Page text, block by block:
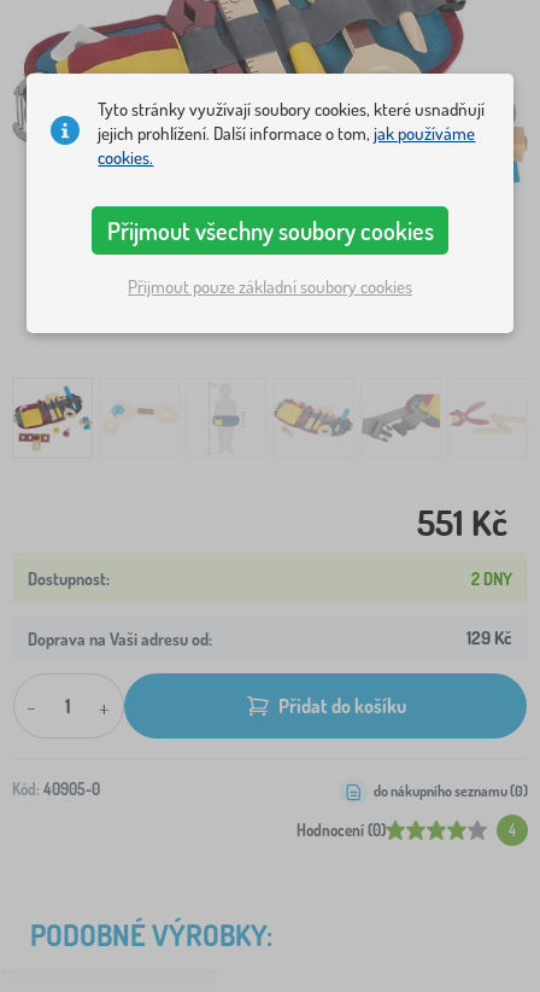
551 Kč
2 DNY
Doprava na Vaši adresu od: 129 Kč
- + Přidat do košíku
Kód: 40905-0
Hodnocení (0) 4
do nákupního seznamu (0)
PODOBNÉ VÝROBKY:
Tyto stránky využívají soubory cookies, které usnadňují
jejich prohlížení. Další informace o tom,jak používáme
cookies.
Přijmout všechny soubory cookies
Přijmout pouze základní soubory cookies